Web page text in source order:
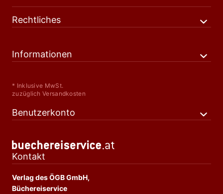
Rechtliches
Informationen
* Inklusive MwSt.
zuzüglich Versandkosten
Benutzerkonto
Kontakt
Verlag des ÖGB GmbH,
Büchereiservice